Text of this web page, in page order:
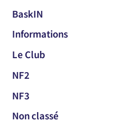
BaskIN
Informations
Le Club
NF2
NF3
Non classé